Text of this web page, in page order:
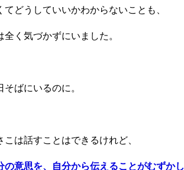
てどうしていいかわからないことも、
全く気づかずにいました。
そばにいるのに。
こは話すことはできるけれど、
の意思を、自分から伝えることがむずか